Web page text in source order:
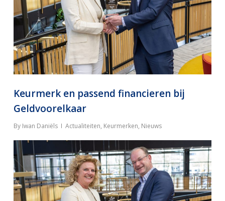
Keurmerk en passend financieren bij
Geldvoorelkaar
By Iwan Daniëls Actualiteiten, Keurmerken, Nieuws